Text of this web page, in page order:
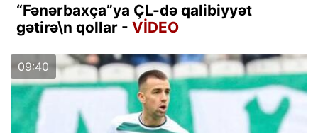
“Fənərbaxça”ya ÇL-də qalibiyyət
gətirə\n qollar - VİDEO
09:40